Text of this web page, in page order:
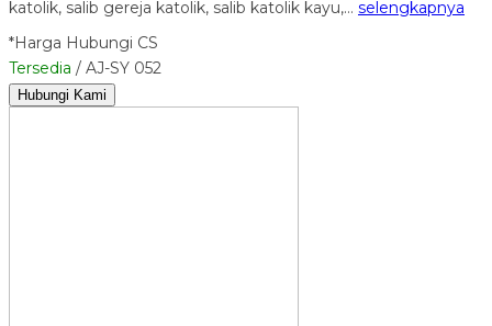
katolik, salib gereja katolik, salib katolik kayu,… selengkapnya
*Harga Hubungi CS
Tersedia / AJ-SY 052
Hubungi Kami